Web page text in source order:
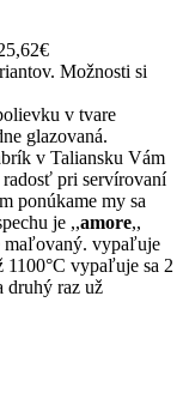
Možnosti si
v tvare
glazovaná.
v Taliansku Vám
pri servírovaní
ponúkame my sa
je ,,amore,,
maľovaný. vypaľuje
1100°C vypaľuje sa 2
druhý raz už